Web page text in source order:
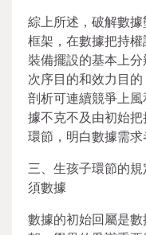
綜上所述，破解數
框架，在數據把持
裝備擺設的基本上
次序目的和效力目
剖析可連續競爭上
據不克不及由初始
環節，明白數據需求
三、生孩子環節的
須數據
數據的初始回屬是